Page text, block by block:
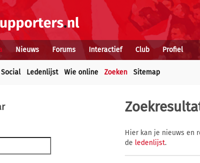
Nieuws Forums Interactief Club Profiel
Social Ledenlijst Wie online Zoeken Sitemap
Hier kan je nieuws en
de ledenlijst.